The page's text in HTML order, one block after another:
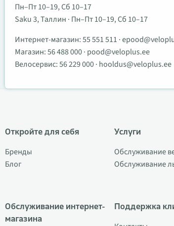
Пн–Пт 10–19, Сб 10–17
Saku 3, Таллин · Пн–Пт 10–19, Сб 10–17
Интернет-магазин:55 551 511 ·
Магазин:56 488 000· pood@veloplus.ee
Велосервис:56 229 000· hooldus@veloplus.ee
Откройте для себя
Бренды
Блог
Обслуживание интернет-
магазина
Услуги
Обслуживание
Обслуживание
Поддержка